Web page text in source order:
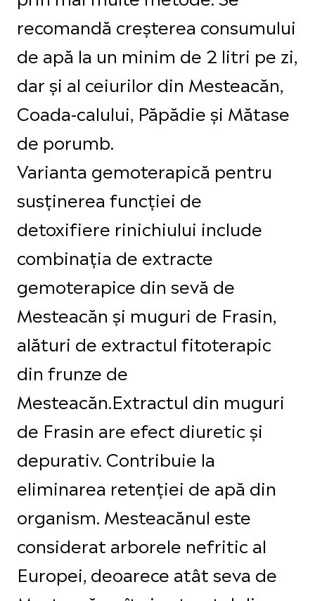
recomandă creșterea consumului
de apă la un minim de 2 litri pe zi,
dar și al ceiurilor din Mesteacăn,
Coada-calului, Păpădie și Mătase
de porumb.
Varianta gemoterapică pentru
susținerea funcției de
detoxifiere rinichiului include
combinația de extracte
gemoterapice din sevă de
Mesteacăn și muguri de Frasin,
alături de extractul fitoterapic
din frunze de
Mesteacăn.Extractul din muguri
de Frasin are efect diuretic și
depurativ. Contribuie la
eliminarea retenției de apă din
organism. Mesteacănul este
considerat arborele nefritic al
Europei, deoarece atât seva de